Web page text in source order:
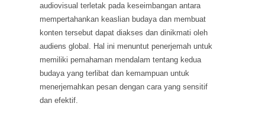
audiovisual terletak pada keseimbangan antara
mempertahankan keaslian budaya dan membuat
konten tersebut dapat diakses dan dinikmati oleh
audiens global. Hal ini menuntut penerjemah untuk
memiliki pemahaman mendalam tentang kedua
budaya yang terlibat dan kemampuan untuk
menerjemahkan pesan dengan cara yang sensitif
dan efektif.